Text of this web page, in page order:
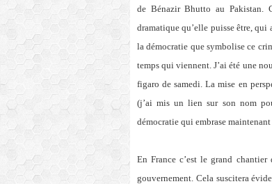
de Bénazir Bhutto au Pakistan.
dramatique qu’elle puisse être, qui
la démocratie que symbolise ce
temps qui viennent. J’ai été une
figaro de samedi. La mise en
(j’ai mis un lien sur son nom
démocratie qui embrase
En France c’est le grand
gouvernement. Cela suscitera